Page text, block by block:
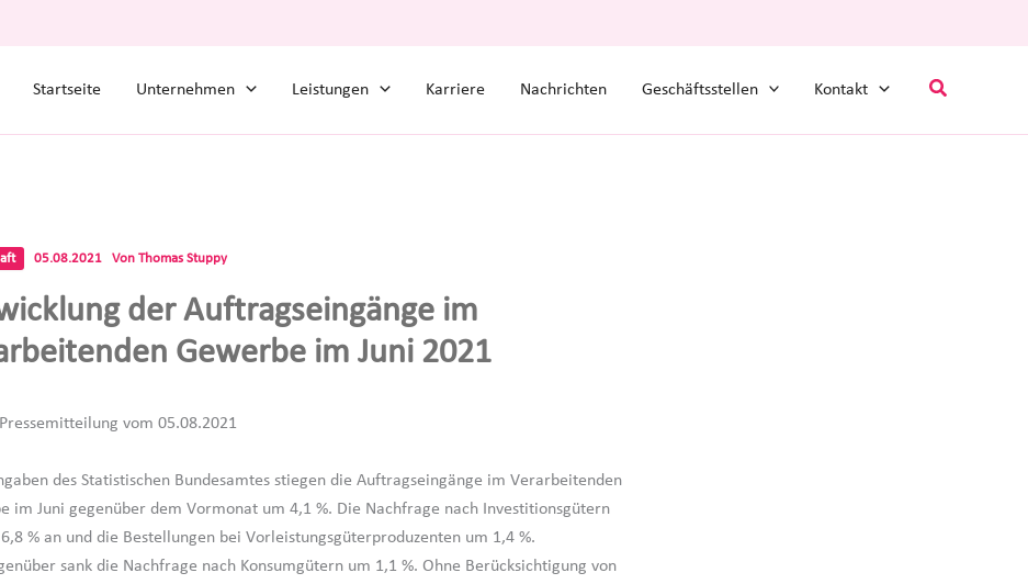
Startseite Unternehmen Leistungen Karriere Nachrichten Geschäftsstellen Kontakt Suchen
05.08.2021 Von Thomas Stuppy
der Auftragseingänge im
Gewerbe im Juni 2021
vom 05.08.2021
des Statistischen Bundesamtes stiegen die Auftragseingänge im Verarbeitenden
im Juni gegenüber dem Vormonat um 4,1 %. Die Nachfrage nach Investitionsgütern
% an und die Bestellungen bei Vorleistungsgüterproduzenten um 1,4 %.
sank die Nachfrage nach Konsumgütern um 1,1 %. Ohne Berücksichtigung von